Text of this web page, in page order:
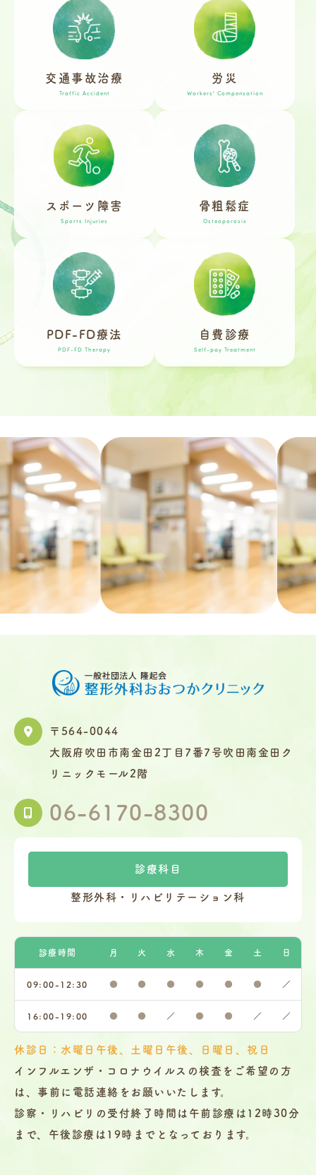
交通事故治療
Traffic Accident
労災
Workers' Compensation
スポーツ障害
Sports Injuries
骨粗鬆症
Osteoporosis
PDF-FD療法
PDF-FD Therapy
自費診療
Self-pay Treatment
〒564-0044
大阪府吹田市南金田2丁目7番7号吹田南金田ク
リニックモール2階
06-6170-8300
診療科目
整形外科・リハビリテーション科
診療時間 月 火 水 木 金 土 日
09:00-12:30 ● ● ● ● ● ● ／
16:00-19:00 ● ● ／ ● ● ／ ／
休診日：水曜日午後、土曜日午後、日曜日、祝日
インフルエンザ・コロナウイルスの検査をご希望の方
は、事前に電話連絡をお願いいたします。
診察・リハビリの受付終了時間は午前診療は12時30分
まで、午後診療は19時までとなっております。